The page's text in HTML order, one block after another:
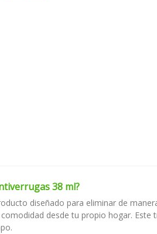
38 ml?
diseñado para eliminar de
desde tu propio hogar.